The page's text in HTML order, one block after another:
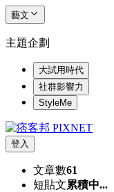
藝文
主題企劃
大試用時代
社群影響力
StyleMe
登入
文章數61
短貼文累積中...